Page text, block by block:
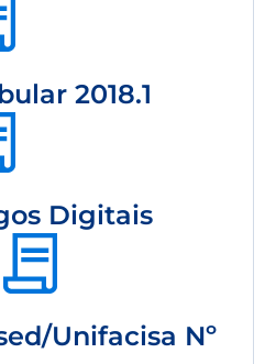
2018.1
Digitais
Unifacisa Nº